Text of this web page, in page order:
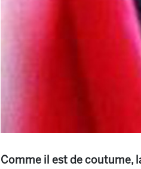
Comme il est de coutume,